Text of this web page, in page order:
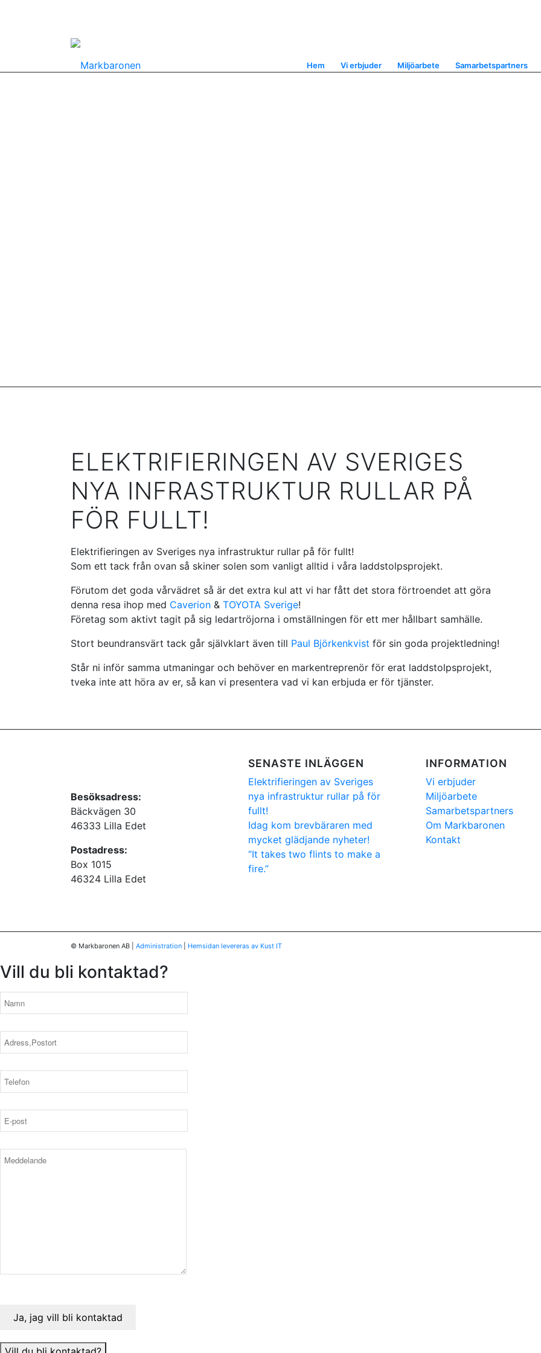
Hem Vi erbjuder Miljöarbete Samarbetspartners
ELEKTRIFIERINGEN AV SVERIGES
NYA INFRASTRUKTUR RULLAR PÅ
FÖR FULLT!
Elektrifieringen av Sveriges nya infrastruktur rullar på för fullt!
Som ett tack från ovan så skiner solen som vanligt alltid i våra laddstolpsprojekt.
Förutom det goda vårvädret så är det extra kul att vi har fått det stora förtroendet att göra
denna resa ihop med Caverion & TOYOTA Sverige!
Företag som aktivt tagit på sig ledartröjorna i omställningen för ett mer hållbart samhälle.
Stort beundransvärt tack går självklart även till Paul Björkenkvist för sin goda projektledning!
Står ni inför samma utmaningar och behöver en markentreprenör för erat laddstolpsprojekt,
tveka inte att höra av er, så kan vi presentera vad vi kan erbjuda er för tjänster.
Besöksadress:
Bäckvägen 30
46333 Lilla Edet
Postadress:
Box 1015
46324 Lilla Edet
SENASTE INLÄGGEN
Elektrifieringen av Sveriges
nya infrastruktur rullar på för
fullt!
Idag kom brevbäraren med
mycket glädjande nyheter!
“It takes two flints to make a
fire.”
INFORMATION
Vi erbjuder
Miljöarbete
Samarbetspartners
Om Markbaronen
Kontakt
© Markbaronen AB Administration Hemsidan levereras av Kust IT
Vill du bli kontaktad?